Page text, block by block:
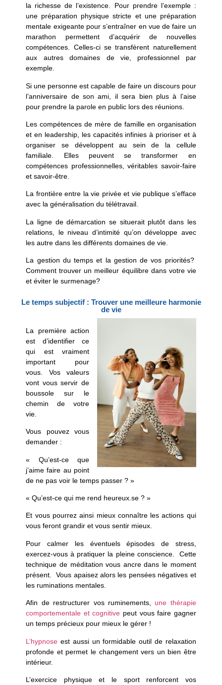
la richesse de l’existence. Pour prendre l’exemple :
une préparation physique stricte et une préparation
mentale exigeante pour s’entraîner en vue de faire un
marathon permettent d’acquérir de nouvelles
compétences. Celles-ci se transfèrent naturellement
aux autres domaines de vie, professionnel par
exemple.
Si une personne est capable de faire un discours pour
l’anniversaire de son ami, il sera bien plus à l’aise
pour prendre la parole en public lors des réunions.
Les compétences de mère de famille en organisation
et en leadership, les capacités infinies à prioriser et à
organiser se développent au sein de la cellule
familiale. Elles peuvent se transformer en
compétences professionnelles, véritables savoir-faire
et savoir-être.
La frontière entre la vie privée et vie publique s’efface
avec la généralisation du télétravail.
La ligne de démarcation se situerait plutôt dans les
relations, le niveau d’intimité qu’on développe avec
les autre dans les différents domaines de vie.
La gestion du temps et la gestion de vos priorités?
Comment trouver un meilleur équilibre dans votre vie
et éviter le surmenage?
Le temps subjectif : Trouver une meilleure harmonie
de vie
La première action
est d’identifier ce
qui est vraiment
important pour
vous . Vos valeurs
vont vous servir de
boussole sur le
chemin de votre
vie.
Vous pouvez vous
demander :
« Qu’est-ce que
j’aime faire au point
de ne pas voir le temps passer ? »
« Qu’est-ce qui me rend heureux.se ? »
Et vous pourrez ainsi mieux connaître les actions qui
vous feront grandir et vous sentir mieux.
Pour calmer les éventuels épisodes de stress,
exercez-vous à pratiquer la pleine conscience.
Cette
technique de méditation vous ancre dans le moment
présent. Vous apaisez alors les pensées négatives et
les ruminations mentales.
Afin de restructurer vos ruminements, une thérapie
comportementale et cognitive peut vous faire gagner
un temps précieux pour mieux le gérer !
L’hypnose est aussi un formidable outil de relaxation
profonde et permet le changement vers un bien être
intérieur.
L’exercice physiqueet le sport renforcent vos